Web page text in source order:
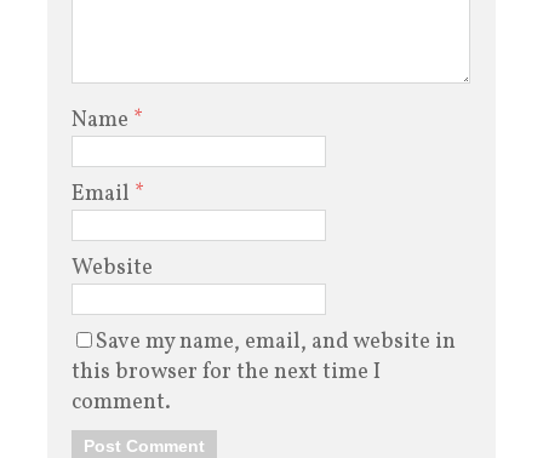
Name *
Email *
Website
Save my name, email, and website in
this browser for the next time I
comment.